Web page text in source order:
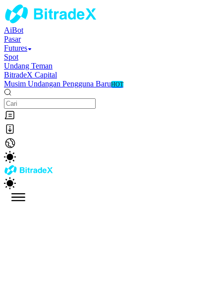
AiBot
Pasar
Futures
Spot
Undang Teman
BitradeX Capital
Musim Undangan Pengguna BaruHOT